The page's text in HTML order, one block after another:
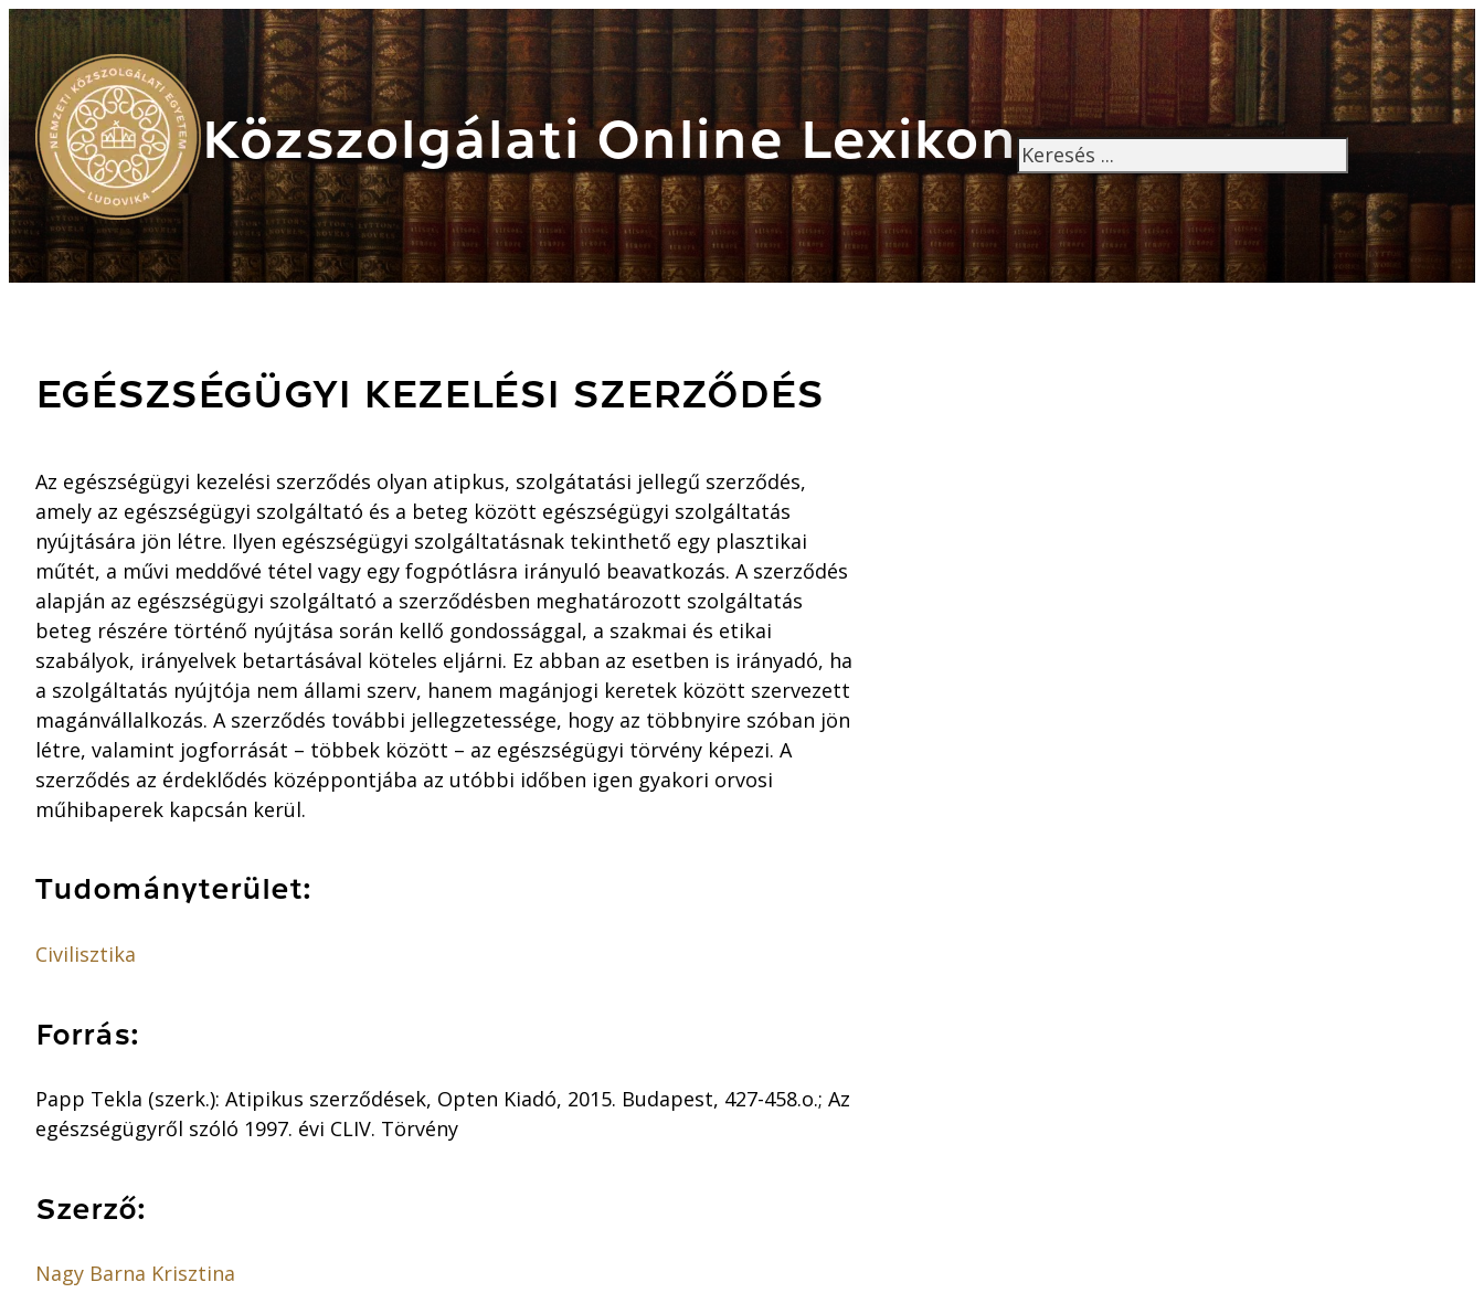
Közszolgálati Online Lexikon Keresés
EGÉSZSÉGÜGYI KEZELÉSI SZERZŐDÉS
Az egészségügyi kezelési szerződés olyan atipkus, szolgátatási jellegű szerződés,
amely az egészségügyi szolgáltató és a beteg között egészségügyi szolgáltatás
nyújtására jön létre. Ilyen egészségügyi szolgáltatásnak tekinthető egy plasztikai
műtét, a művi meddővé tétel vagy egy fogpótlásra irányuló beavatkozás. A szerződés
alapján az egészségügyi szolgáltató a szerződésben meghatározott szolgáltatás
beteg részére történő nyújtása során kellő gondossággal, a szakmai és etikai
szabályok, irányelvek betartásával köteles eljárni. Ez abban az esetben is irányadó, ha
a szolgáltatás nyújtója nem állami szerv, hanem magánjogi keretek között szervezett
magánvállalkozás. A szerződés további jellegzetessége, hogy az többnyire szóban jön
létre, valamint jogforrását – többek között – az egészségügyi törvény képezi. A
szerződés az érdeklődés középpontjába az utóbbi időben igen gyakori orvosi
műhibaperek kapcsán kerül.
Tudományterület:
Civilisztika
Forrás:
Papp Tekla (szerk.): Atipikus szerződések, Opten Kiadó, 2015. Budapest, 427-458.o.; Az
egészségügyről szóló 1997. évi CLIV. Törvény
Szerző:
Nagy Barna Krisztina